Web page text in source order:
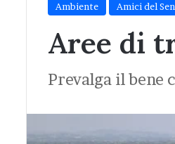
Ambiente Amici del
Aree di
Prevalga il bene